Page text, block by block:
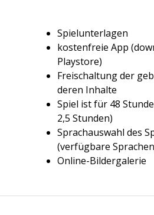
Spielunterlagen
kostenfreie App
Playstore)
Freischaltung der
deren Inhalte
Spiel ist für 48
2,5 Stunden)
Sprachauswahl des
(verfügbare
Online-Bildergalerie